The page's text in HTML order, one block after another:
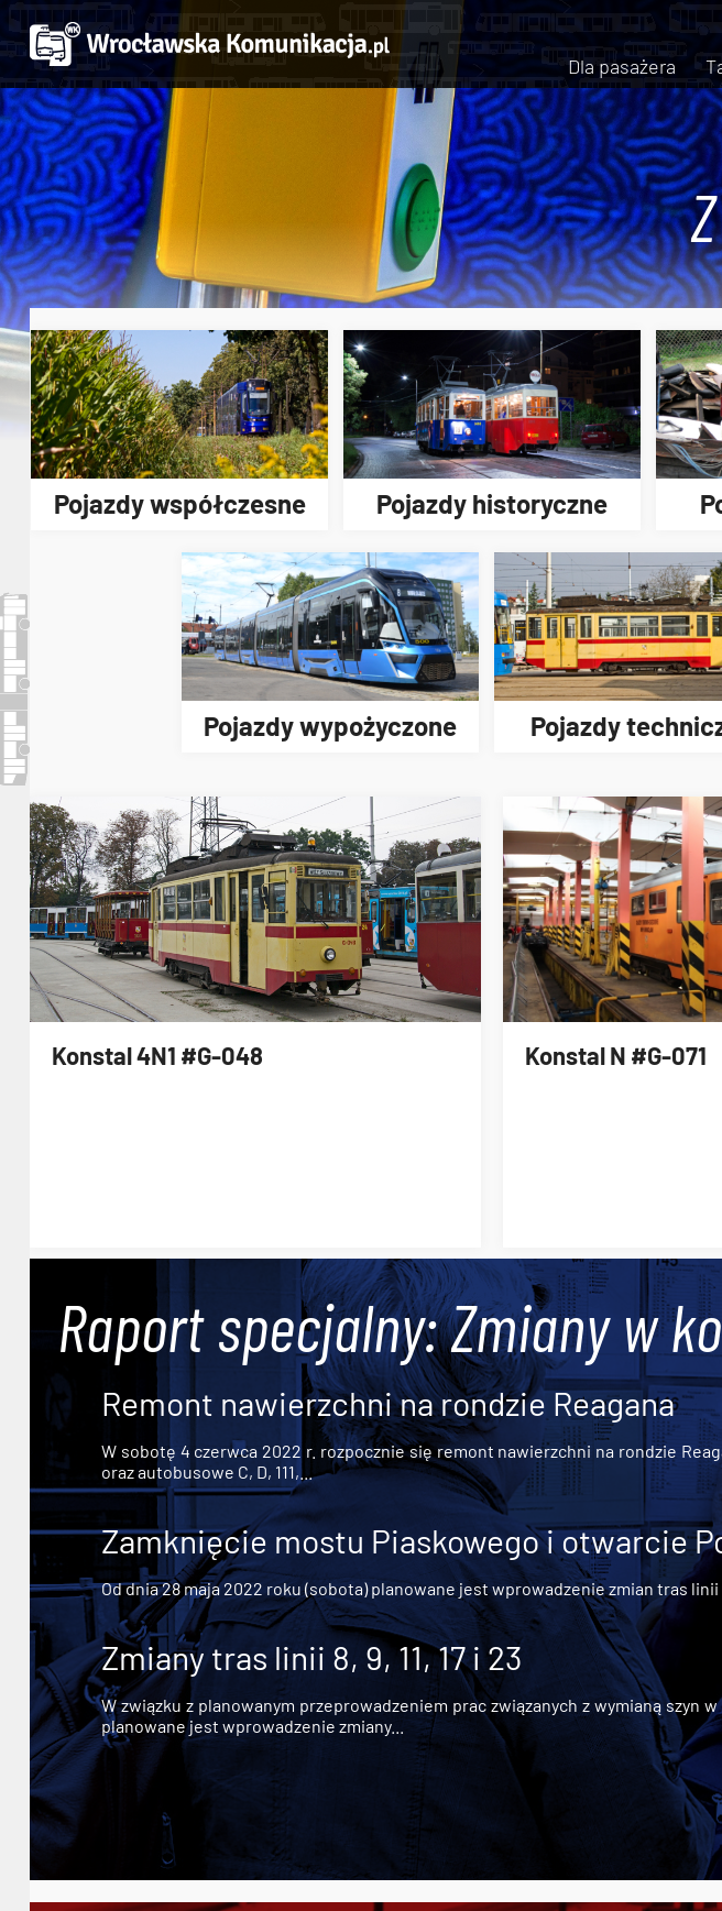
Dla pasażera
Pojazdy współczesne Pojazdy historyczne
Pojazdy wypożyczone Pojazdy
Konstal 4N1 #G-048 Konstal N #G-071
Raport specjalny: Zmiany w
Remont nawierzchni na rondzie Reagana
W sobotę 4 czerwca 2022 r. rozpocznie się remont nawierzchni na rondzie
oraz autobusowe C, D, 111,...
Zamknięcie mostu Piaskowego i otwarcie
Od dnia 28 maja 2022 roku (sobota) planowane jest wprowadzenie zmian tras
Zmiany tras linii 8, 9, 11, 17 i 23
W związku z planowanym przeprowadzeniem prac związanych z wymianą
planowane jest wprowadzenie zmiany...